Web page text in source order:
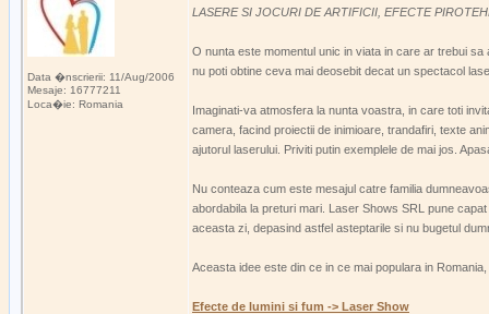
Data �nscrierii: 11/Aug/2006
Mesaje: 16777211
Loca�ie: Romania
LASERE SI JOCURI DE ARTIFICII, EFECTE
O nunta este momentul unic in viata in care ar trebui
nu poti obtine ceva mai deosebit decat un spectacol
Imaginati-va atmosfera la nunta voastra, in care toti
camera, facind proiectii de inimioare, trandafiri, texte
ajutorul laserului. Priviti putin exemplele de mai jos.
Nu conteaza cum este mesajul catre familia
abordabila la preturi mari. Laser Shows SRL pune
aceasta zi, depasind astfel asteptarile si nu bugetul
Aceasta idee este din ce in ce mai populara in
Efecte de lumini si fum -> Laser Show